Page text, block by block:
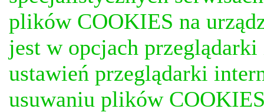
plików COOKIES na
jest w opcjach
ustawień przeglądarki
usuwaniu plików